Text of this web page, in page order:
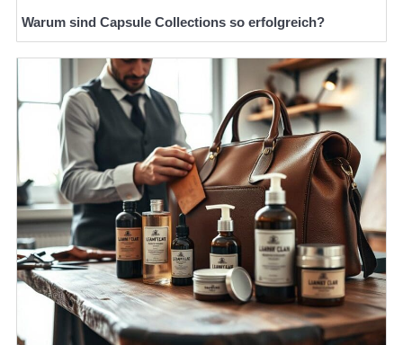
Warum sind Capsule Collections so erfolgreich?